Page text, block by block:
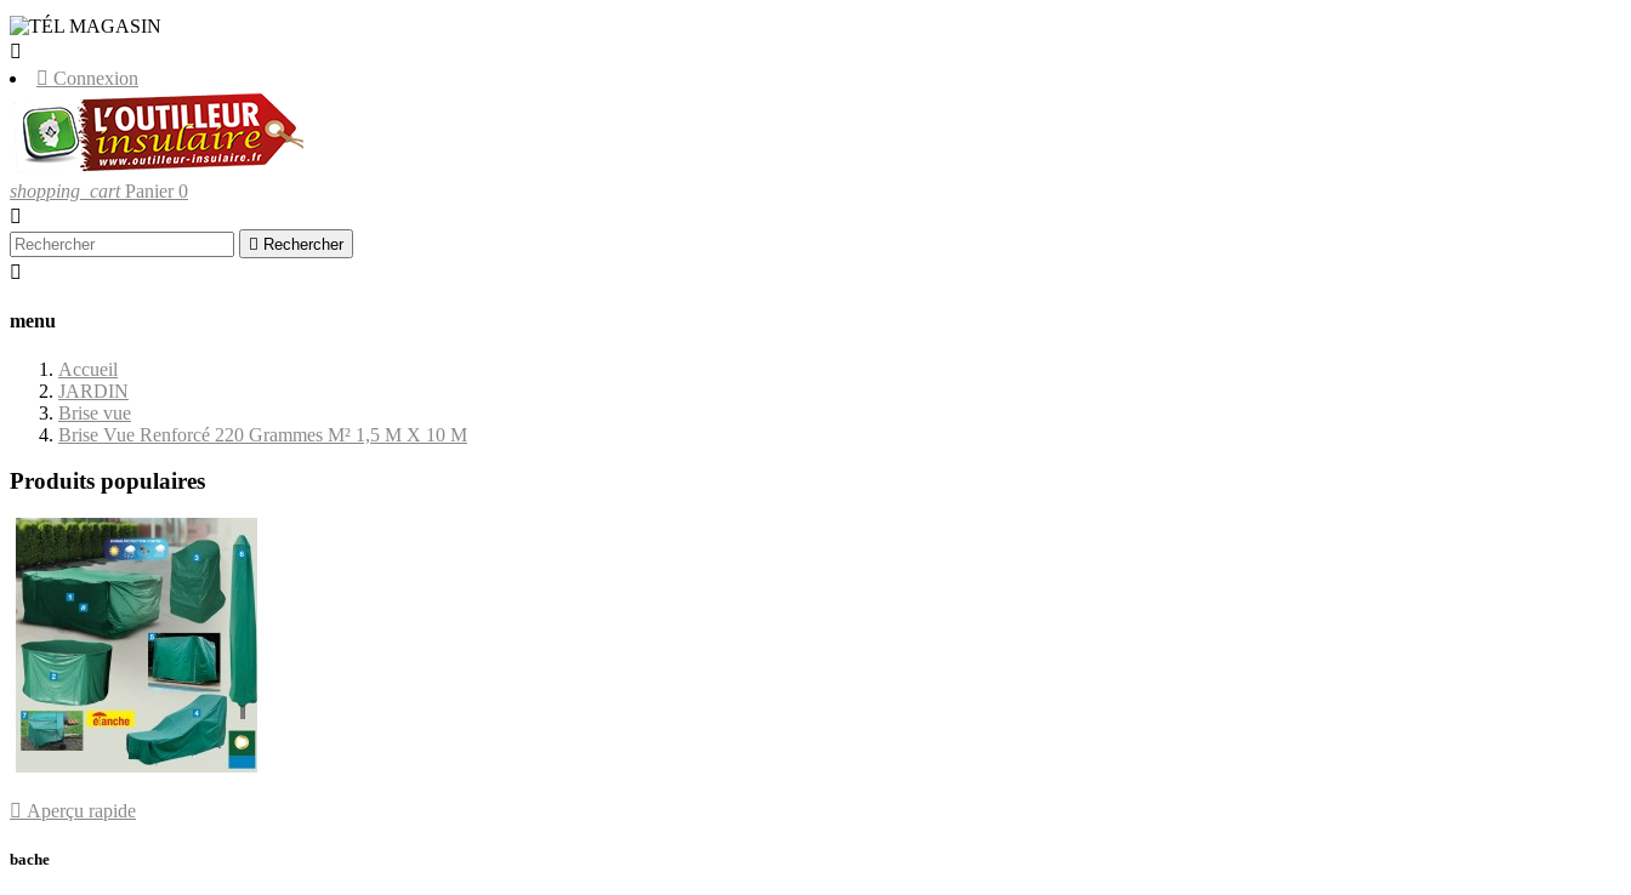

 Connexion
shopping_cart Panier 0

 Rechercher

menu
Accueil
JARDIN
Brise vue
Brise Vue Renforcé 220 Grammes M² 1,5 M X 10 M
Produits populaires
 Aperçu rapide
bache